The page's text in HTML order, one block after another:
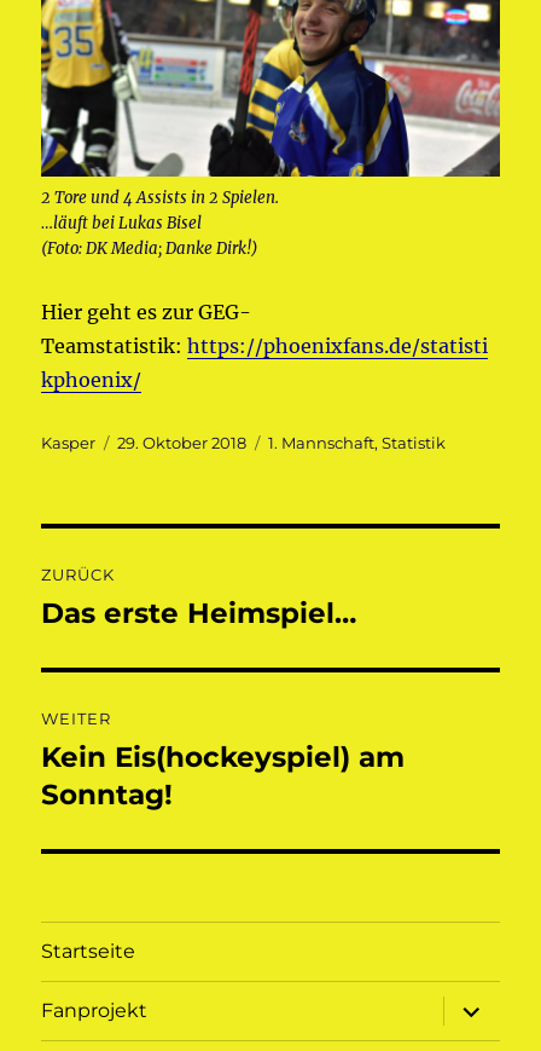
2 Tore und 4 Assists in 2 Spielen.
…läuft bei Lukas Bisel
(Foto: DK Media; Danke Dirk!)
Hier geht es zur GEG-
Teamstatistik:https://phoenixfans.de/statisti
kphoenix/
Autor
Kasper
Veröffentlicht
29. Oktober 2018 Kategorien
1. Mannschaft,Statistik
ZURÜCK
Vorheriger
Das erste Heimspiel…
WEITER
Nächster
Beitrag:
Kein Eis(hockeyspiel) am
Sonntag!
Startseite
Fanprojekt
öffnen